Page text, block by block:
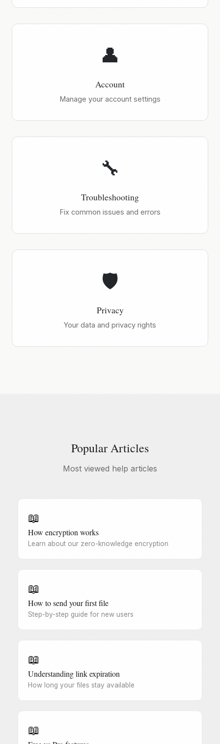
👤
Account
Manage your account settings
🔧
Troubleshooting
Fix common issues and errors
🛡️
Privacy
Your data and privacy rights
Popular Articles
Most viewed help articles
📖
How encryption works
Learn about our zero-knowledge encryption
📖
How to send your first file
Step-by-step guide for new users
📖
Understanding link expiration
How long your files stay available
📖